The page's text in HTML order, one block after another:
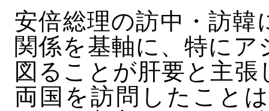
安倍総理の訪中・訪韓
関係を基軸に、特に
図ることが肝要と主
両国を訪問したこと